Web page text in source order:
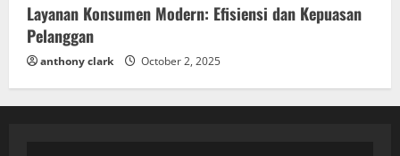
Layanan Konsumen Modern: Efisiensi dan Kepuasan
Pelanggan
anthony clark October 2, 2025